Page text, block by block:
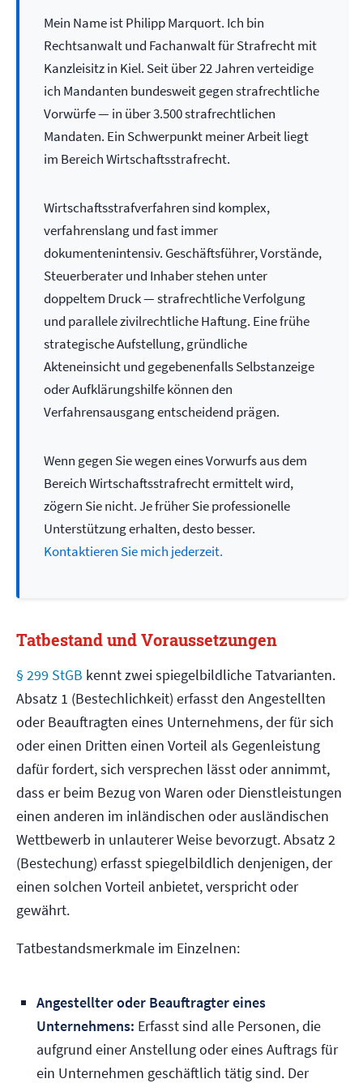
Mein Name ist Philipp Marquort. Ich bin
Rechtsanwalt und Fachanwalt für Strafrecht mit
Kanzleisitz in Kiel. Seit über 22 Jahren verteidige
ich Mandanten bundesweit gegen strafrechtliche
Vorwürfe — in über 3.500 strafrechtlichen
Mandaten. Ein Schwerpunkt meiner Arbeit liegt
im Bereich Wirtschaftsstrafrecht.
Wirtschaftsstrafverfahren sind komplex,
verfahrenslang und fast immer
dokumentenintensiv. Geschäftsführer, Vorstände,
Steuerberater und Inhaber stehen unter
doppeltem Druck — strafrechtliche Verfolgung
und parallele zivilrechtliche Haftung. Eine frühe
strategische Aufstellung, gründliche
Akteneinsicht und gegebenenfalls Selbstanzeige
oder Aufklärungshilfe können den
Verfahrensausgang entscheidend prägen.
Wenn gegen Sie wegen eines Vorwurfs aus dem
Bereich Wirtschaftsstrafrecht ermittelt wird,
zögern Sie nicht. Je früher Sie professionelle
Unterstützung erhalten, desto besser.
Kontaktieren Sie mich jederzeit.
Tatbestand und Voraussetzungen
§ 299 StGB kennt zwei spiegelbildliche Tatvarianten.
Absatz 1 (Bestechlichkeit) erfasst den Angestellten
oder Beauftragten eines Unternehmens, der für sich
oder einen Dritten einen Vorteil als Gegenleistung
dafür fordert, sich versprechen lässt oder annimmt,
dass er beim Bezug von Waren oder Dienstleistungen
einen anderen im inländischen oder ausländischen
Wettbewerb in unlauterer Weise bevorzugt. Absatz 2
(Bestechung) erfasst spiegelbildlich denjenigen, der
einen solchen Vorteil anbietet, verspricht oder
gewährt.
Tatbestandsmerkmale im Einzelnen:
Angestellter oder Beauftragter eines
Unternehmens: Erfasst sind alle Personen, die
aufgrund einer Anstellung oder eines Auftrags für
ein Unternehmen geschäftlich tätig sind. Der